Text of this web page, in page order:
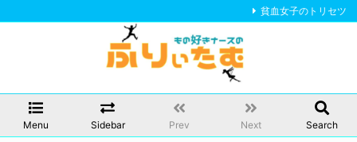
Menu Sidebar Prev Next Search
貧血女子のトリセツ